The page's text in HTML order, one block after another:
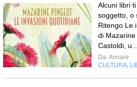
Alcuni libri
soggetto, o
Ritengo Le
di
Castoldi, u...
Da Annare
CULTURA